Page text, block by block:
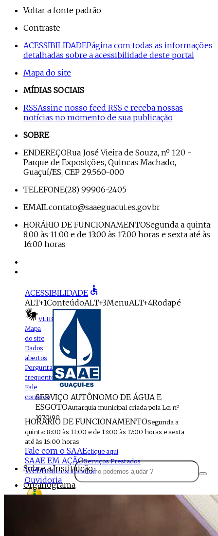
Voltar a fonte padrão
Contraste
ACESSIBILIDADEPágina com todas as informações
detalhadas sobre a acessibilidade deste portal
Mapa do site
MÍDIAS SOCIAIS
RSSAssine nosso feed RSS e receba nossas
notícias no momento de sua publicação
SOBRE
ENDEREÇORua José Vieira de Souza, nº 120 -
Parque de Exposições, Quincas Machado,
Guaçuí/ES, CEP 29.560-000
TELEFONE(28) 99906-2405
EMAILcontato@saaeguacui.es.gov.br
HORÁRIO DE FUNCIONAMENTOSegunda a quinta:
8:00 às 11:00 e de 13:00 às 17:00 horas e sexta até às
16:00 horas
ACESSIBILIDADE accessible
ALT+1ConteúdoALT+3MenuALT+4Rodapé
VLIBRAS
Mapa
do site
Dados
abertos
Perguntas
frequentes
Fale
conosco
SERVIÇO AUTÔNOMO DE ÁGUA E
ESGOTOAutarquia municipal criada pela Lei nº
1970/90
HORÁRIO DE FUNCIONAMENTOSegunda a
quinta: 8:00 às 11:00 e de 13:00 às 17:00 horas e sexta
até às 16:00 horas
Fale com o SAAEclique aqui
SAAE EM AÇÃOServiços Prestados
WebmailInstitucional
Ouvidoria
Sobre a Instituição
Organograma